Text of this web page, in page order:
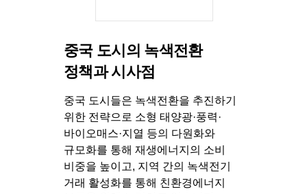
중국 도시의 녹색전환
정책과 시사점
중국 도시들은 녹색전환을 추진하기
위한 전략으로 소형 태양광·풍력·
바이오매스·지열 등의 다원화와
규모화를 통해 재생에너지의 소비
비중을 높이고, 지역 간의 녹색전기
거래 활성화를 통해 친환경에너지